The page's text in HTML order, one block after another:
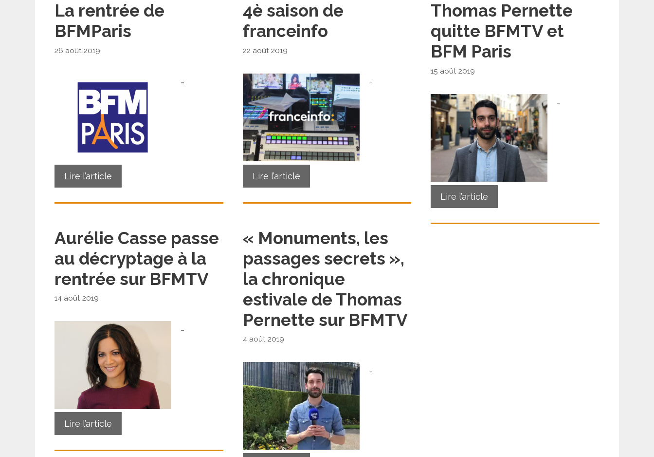
La rentrée de
BFMParis
26 août 2019
…
Lire l’article
4è saison de
franceinfo
22 août 2019
…
Lire l’article
Thomas Pernette
quitte BFMTV et
BFM Paris
15 août 2019
…
Lire l’article
Aurélie Casse passe
au décryptage à la
rentrée sur BFMTV
14 août 2019
…
Lire l’article
« Monuments, les
passages secrets »,
la chronique
estivale de Thomas
Pernette sur BFMTV
4 août 2019
…